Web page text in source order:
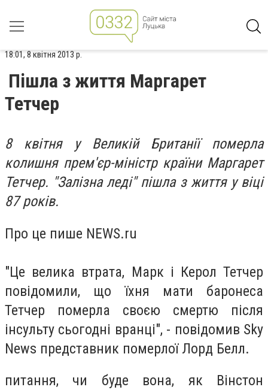
18:01, 8 квітня 2013 р.
Пішла з життя Маргарет
Тетчер
8 квітня у Великій Британії померла
колишня прем'єр-міністр країни Маргарет
Тетчер. "Залізна леді" пішла з життя у віці
87 років.
Про це пише NEWS.ru
"Це велика втрата, Марк і Керол Тетчер
повідомили, що їхня мати баронеса
Тетчер померла своєю смертю після
інсульту сьогодні вранці", - повідомив Sky
News представник померлої Лорд Белл.
питання, чи буде вона, як Вінстон